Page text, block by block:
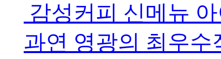
감성커피 신메뉴
과연 영광의 최우